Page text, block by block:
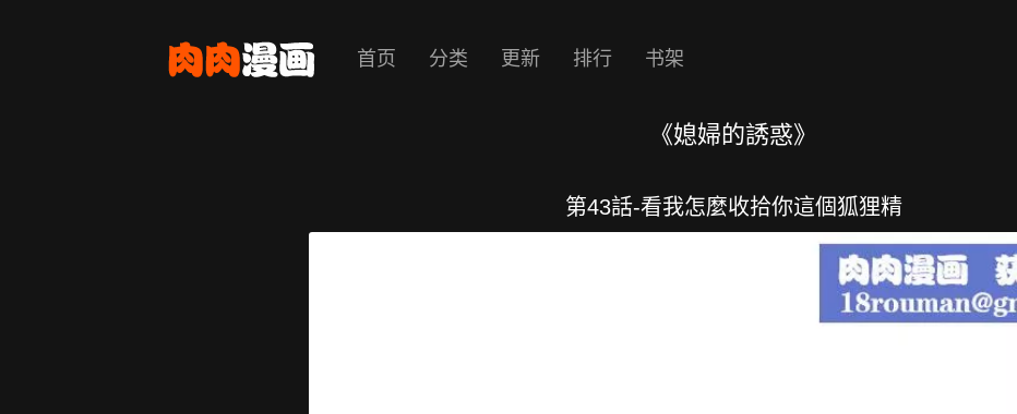
首页 分类 更新 排行 书架
《媳婦的誘惑》
第43話-看我怎麼收拾你這個狐狸精